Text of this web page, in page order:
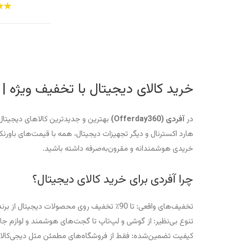
خرید کالای دیجیتال با تخفیف
درآفردی (Offerday360)
هارد اکسترنال و دیگر تجهیزات دیجیتال، همه با قیمت‌های
خریدی هوشمندانه و مقرون‌به‌صرفه داشته باشید.
چرا آفردی برای خرید کالای دیجیتال؟
تخفیف‌های واقعی: تا 90٪ تخفیف روی محصولات دیجیتال از برندهای معتبر.
تنوع بی‌نظیر: از گوشی و لپ‌تاپ تا گجت‌های هوشمند و لوازم
کیفیت تضمین‌شده: فقط از فروشگاه‌های مطمئن مثل